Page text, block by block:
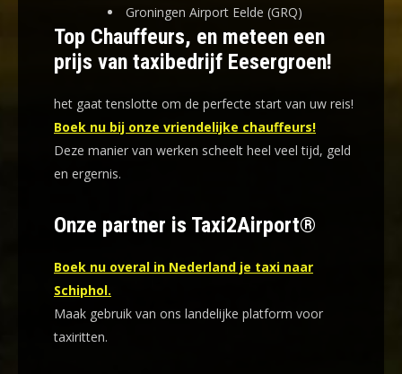
Groningen Airport Eelde (GRQ)
Top Chauffeurs, en meteen een
prijs van taxibedrijf Eesergroen!
het gaat tenslotte om de perfecte start van uw reis!
Boek nu bij onze vriendelijke chauffeurs!
Deze manier van werken scheelt heel veel tijd, geld
en ergernis.
Onze partner is Taxi2Airport®
Boek nu overal in Nederland je taxi naar
Schiphol.
Maak gebruik van ons landelijke platform voor
taxiritten.